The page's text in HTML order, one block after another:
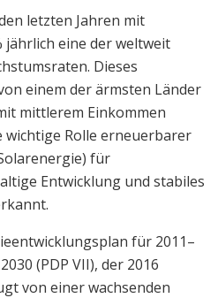
letzten Jahren mit
jährlich eine der weltweit
Dieses
einem der ärmsten Länder
mittlerem Einkommen
wichtige Rolle erneuerbarer
für
Entwicklung und stabiles
für 2011–
(PDP VII), der 2016
von einer wachsenden